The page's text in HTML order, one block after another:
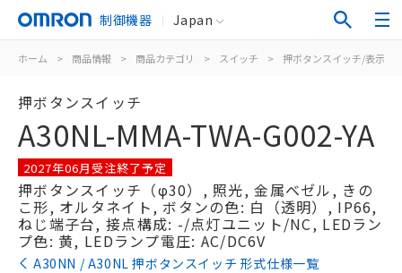
制御機器 Japan
ホーム > 商品情報 > 商品カテゴリ > スイッチ > 押ボタンスイッチ/表示灯
押ボタンスイッチ
A30NL-MMA-TWA-G002-YA
2027年06月受注終了予定
押ボタンスイッチ（φ30）, 照光, 金属ベゼル, きの
こ形, オルタネイト, ボタンの色: 白（透明）, IP66,
ねじ端子台, 接点構成: -/点灯ユニット/NC, LEDラン
プ色: 黄, LEDランプ電圧: AC/DC6V
A30NN / A30NL 押ボタンスイッチ 形式仕様一覧